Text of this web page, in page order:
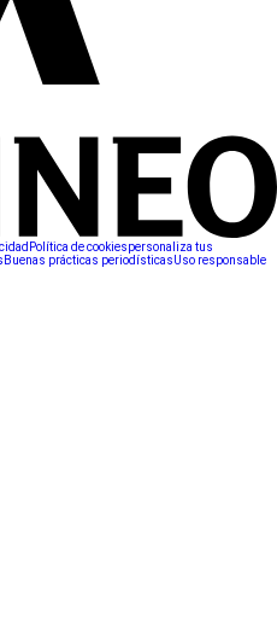
Política de cookiespersonaliza tus
Buenas prácticas periodísticasUso responsable